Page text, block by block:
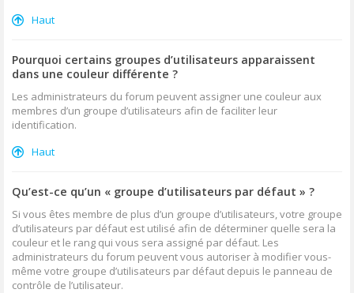
Haut
Pourquoi certains groupes d’utilisateurs apparaissent
dans une couleur différente ?
Les administrateurs du forum peuvent assigner une couleur aux
membres d’un groupe d’utilisateurs afin de faciliter leur
identification.
Haut
Qu’est-ce qu’un « groupe d’utilisateurs par défaut » ?
Si vous êtes membre de plus d’un groupe d’utilisateurs, votre groupe
d’utilisateurs par défaut est utilisé afin de déterminer quelle sera la
couleur et le rang qui vous sera assigné par défaut. Les
administrateurs du forum peuvent vous autoriser à modifier vous-
même votre groupe d’utilisateurs par défaut depuis le panneau de
contrôle de l’utilisateur.